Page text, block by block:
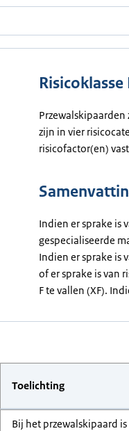
Risicoklasse
zijn in vier
risicofactor(en)
Indien er sprake is
gespecialiseerde
Indien er sprake is
of er sprake is van
F te vallen (XF).
Toelichting
Bij het przewalskipaard